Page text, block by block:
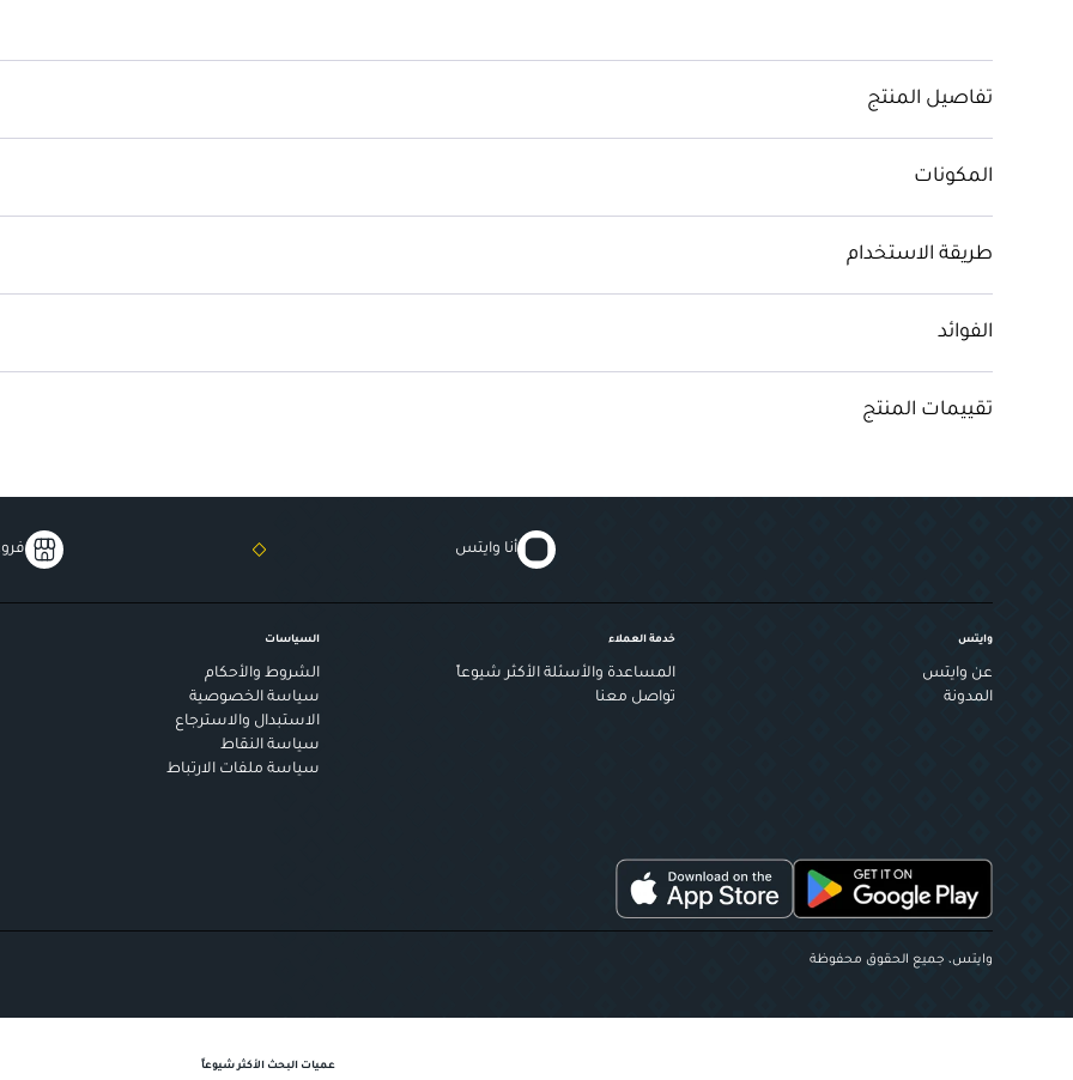
فرشاة مدمجة لدمج اللون بشكل
تفاصيل المنتج
المكونات
طريقة الاستخدام
الفوائد
تقييمات المنتج
أنا وايتس
وايتس
عن وايتس
المدونة
خدمة العملاء
المساعدة والأسئلة الأكثر شيوعاً
تواصل معنا
السياسات
الشروط والأحكام
سياسة الخصوصية
الاستبدال والاسترجاع
سياسة النقاط
سياسة ملفات الارتباط
وايتس، جميع الحقوق محفوظة
عميات البحث الأكثر شيوعاً